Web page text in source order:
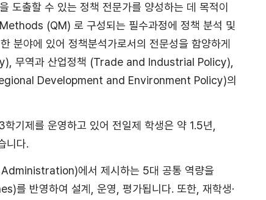
도출할 수 있는 정책 전문가를 양성하는 데 목적이
(QM) 로 구성되는 필수과정에 정책 분석 및
분야에 있어 정책분석가로서의 전문성을 함양하게
무역과 산업정책 (Trade and Industrial Policy),
Development and Environment Policy)의
기제를 운영하고 있어 전일제 학생은 약 1.5년,
니다.
에서 제시하는 5대 공통 역량을
반영하여 설계, 운영, 평가됩니다. 또한, 재학생·